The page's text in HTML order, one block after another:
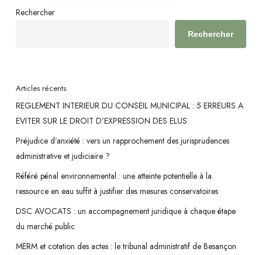
Rechercher
Rechercher
Articles récents
REGLEMENT INTERIEUR DU CONSEIL MUNICIPAL : 5 ERREURS A
EVITER SUR LE DROIT D’EXPRESSION DES ELUS
Préjudice d’anxiété : vers un rapprochement des jurisprudences
administrative et judiciaire ?
Référé pénal environnemental : une atteinte potentielle à la
ressource en eau suffit à justifier des mesures conservatoires
DSC AVOCATS : un accompagnement juridique à chaque étape
du marché public
MERM et cotation des actes : le tribunal administratif de Besançon